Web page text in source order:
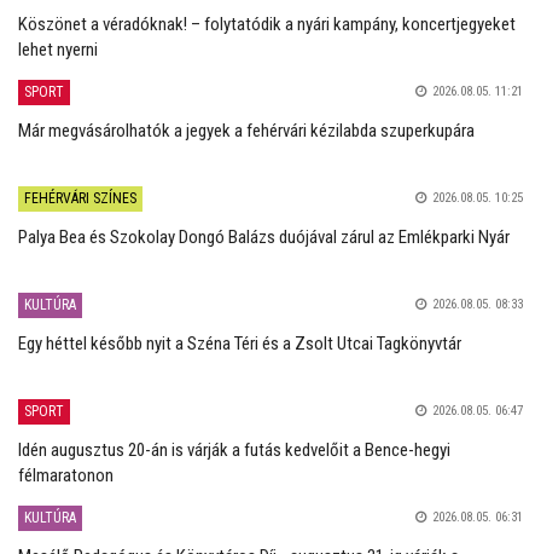
Köszönet a véradóknak! – folytatódik a nyári kampány, koncertjegyeket
lehet nyerni
SPORT 2026.08.05. 11:21
Már megvásárolhatók a jegyek a fehérvári kézilabda szuperkupára
FEHÉRVÁRI SZÍNES 2026.08.05. 10:25
Palya Bea és Szokolay Dongó Balázs duójával zárul az Emlékparki Nyár
KULTÚRA 2026.08.05. 08:33
Egy héttel később nyit a Széna Téri és a Zsolt Utcai Tagkönyvtár
SPORT 2026.08.05. 06:47
Idén augusztus 20-án is várják a futás kedvelőit a Bence-hegyi
félmaratonon
KULTÚRA 2026.08.05. 06:31